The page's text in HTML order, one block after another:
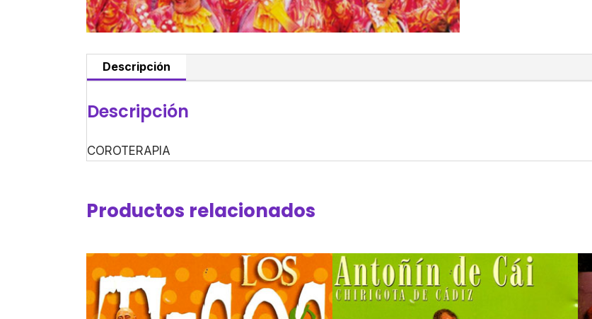
Descripción
Descripción
COROTERAPIA
Productos relacionados